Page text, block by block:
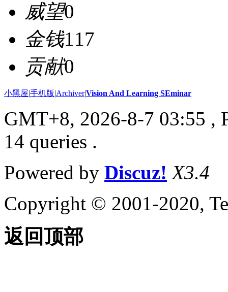
威望0
金钱117
贡献0
小黑屋|手机版|Archiver|Vision And Learning SEminar
GMT+8, 2026-8-7 03:55 ,
14 queries .
Powered by Discuz! X3.4
Copyright © 2001-2020,
返回顶部